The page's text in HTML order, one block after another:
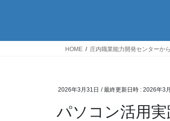
HOME 庄内職業能力開発センターか
2026年3月31日 / 最終更新日時 : 2026年3
パソコン活用